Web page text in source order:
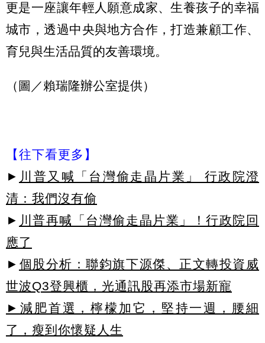
更是一座讓年輕人願意成家、生養孩子的幸福
城市，透過中央與地方合作，打造兼顧工作、
育兒與生活品質的友善環境。
（圖／賴瑞隆辦公室提供）
【往下看更多】
► 川普又喊「台灣偷走晶片業」 行政院澄
清：我們沒有偷
► 川普再喊「台灣偷走晶片業」！行政院回
應了
► 個股分析：聯鈞旗下源傑、正文轉投資威
世波Q3登興櫃，光通訊股再添市場新寵
►減肥首選，檸檬加它，堅持一週，腰細
了，瘦到你懷疑人生